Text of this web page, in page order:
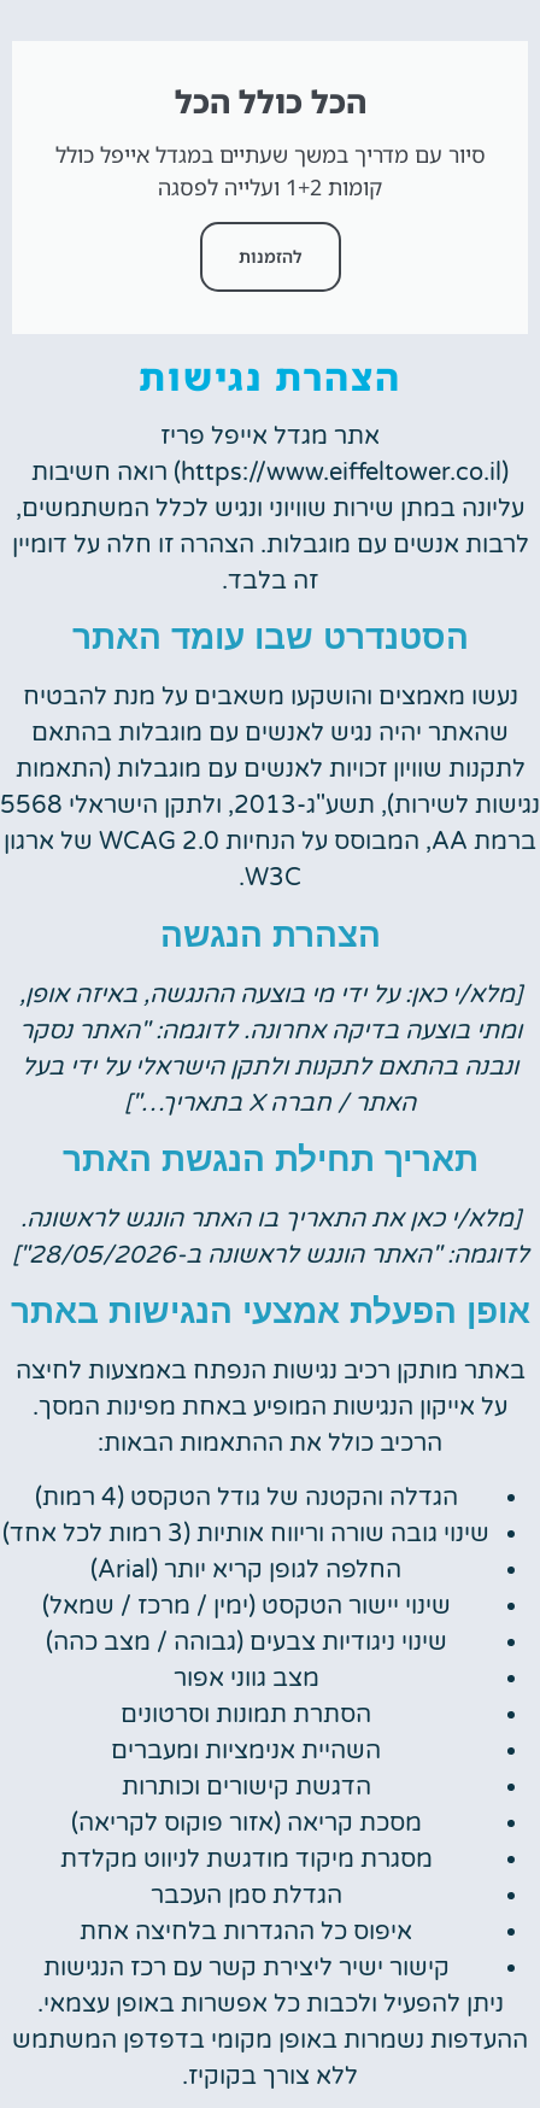
הכל כולל הכל
סיור עם מדריך במשך שעתיים במגדל אייפל כולל
קומות 1+2 ועלייה לפסגה
להזמנות
הצהרת נגישות
אתר מגדל אייפל פריז
(https://www.eiffeltower.co.il) רואה חשיבות
עליונה במתן שירות שוויוני ונגיש לכלל המשתמשים,
לרבות אנשים עם מוגבלות. הצהרה זו חלה על דומיין
זה בלבד.
הסטנדרט שבו עומד האתר
נעשו מאמצים והושקעו משאבים על מנת להבטיח
שהאתר יהיה נגיש לאנשים עם מוגבלות בהתאם
לתקנות שוויון זכויות לאנשים עם מוגבלות (התאמות
נגישות לשירות), תשע"ג-2013, ולתקן הישראלי 5568
ברמת AA, המבוסס על הנחיות WCAG 2.0 של ארגון
W3C.
הצהרת הנגשה
[מלא/י כאן: על ידי מי בוצעה ההנגשה, באיזה אופן,
ומתי בוצעה בדיקה אחרונה. לדוגמה: "האתר נסקר
ונבנה בהתאם לתקנות ולתקן הישראלי על ידי בעל
האתר / חברה X בתאריך…"]
תאריך תחילת הנגשת האתר
[מלא/י כאן את התאריך בו האתר הונגש לראשונה.
לדוגמה: "האתר הונגש לראשונה ב-28/05/2026"]
אופן הפעלת אמצעי הנגישות באתר
באתר מותקן רכיב נגישות הנפתח באמצעות לחיצה
על אייקון הנגישות המופיע באחת מפינות המסך.
הרכיב כולל את ההתאמות הבאות:
הגדלה והקטנה של גודל הטקסט (4 רמות)
שינוי גובה שורה וריווח אותיות (3 רמות לכל אחד)
החלפה לגופן קריא יותר (Arial)
שינוי יישור הטקסט (ימין / מרכז / שמאל)
שינוי ניגודיות צבעים (גבוהה / מצב כהה)
מצב גווני אפור
הסתרת תמונות וסרטונים
השהיית אנימציות ומעברים
הדגשת קישורים וכותרות
מסכת קריאה (אזור פוקוס לקריאה)
מסגרת מיקוד מודגשת לניווט מקלדת
הגדלת סמן העכבר
איפוס כל ההגדרות בלחיצה אחת
קישור ישיר ליצירת קשר עם רכז הנגישות
ניתן להפעיל ולכבות כל אפשרות באופן עצמאי.
ההעדפות נשמרות באופן מקומי בדפדפן המשתמש
ללא צורך בקוקיז.